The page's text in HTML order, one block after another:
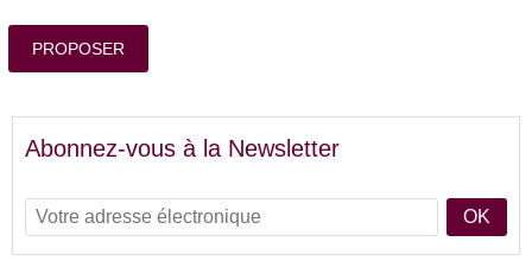
PROPOSER
Abonnez-vous à la Newsletter
OK